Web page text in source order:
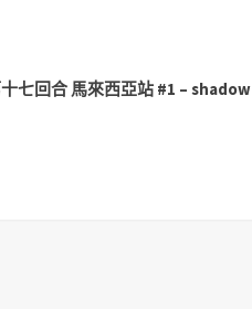
七回合 馬來西亞站 #1 – shadow